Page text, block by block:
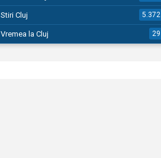
Stiri Cluj 5.372
Vremea la Cluj 29